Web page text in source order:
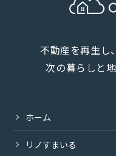
不動産を再生し
次の暮らしと
ホーム
リノすまいる